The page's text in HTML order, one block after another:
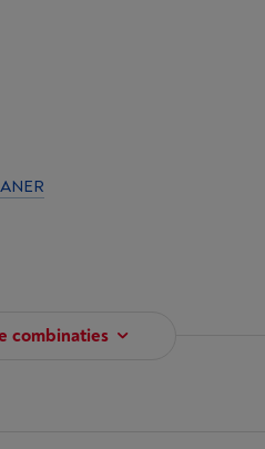
combinaties